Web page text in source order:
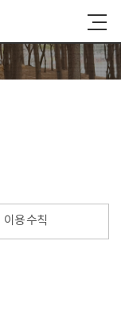
이용 수칙